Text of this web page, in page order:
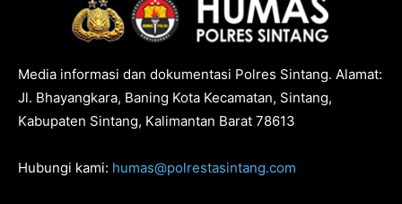
Media informasi dan dokumentasi Polres Sintang. Alamat:
Jl. Bhayangkara, Baning Kota Kecamatan, Sintang,
Kabupaten Sintang, Kalimantan Barat 78613
Hubungi kami: humas@polrestasintang.com